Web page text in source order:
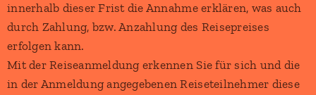
innerhalb dieser Frist die Annahme erklären, was auch
durch Zahlung, bzw. Anzahlung des Reisepreises
erfolgen kann.
Mit der Reiseanmeldung erkennen Sie für sich und die
in der Anmeldung angegebenen Reiseteilnehmer diese